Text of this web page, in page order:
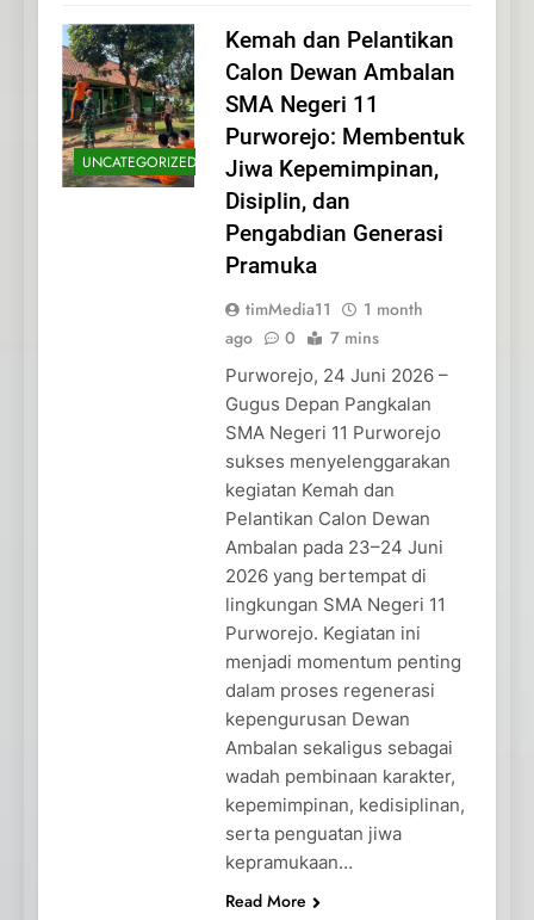
UNCATEGORIZED
Kemah dan Pelantikan
Calon Dewan Ambalan
SMA Negeri 11
Purworejo: Membentuk
Jiwa Kepemimpinan,
Disiplin, dan
Pengabdian Generasi
Pramuka
timMedia11
1 month
ago
0 7 mins
Purworejo, 24 Juni 2026 –
Gugus Depan Pangkalan
SMA Negeri 11 Purworejo
sukses menyelenggarakan
kegiatan Kemah dan
Pelantikan Calon Dewan
Ambalan pada 23–24 Juni
2026 yang bertempat di
lingkungan SMA Negeri 11
Purworejo. Kegiatan ini
menjadi momentum penting
dalam proses regenerasi
kepengurusan Dewan
Ambalan sekaligus sebagai
wadah pembinaan karakter,
kepemimpinan, kedisiplinan,
serta penguatan jiwa
kepramukaan…
Read More